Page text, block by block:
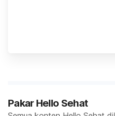
Pakar Hello Sehat